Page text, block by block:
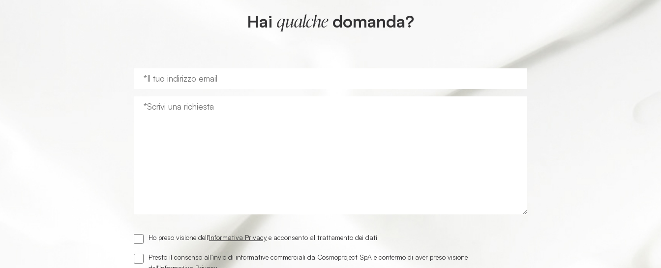
Hai qualchedomanda?
Ho preso visione dell'Informativa Privacy e acconsento al trattamento dei dati
Presto il consenso all’invio di informative commerciali da Cosmoproject SpA e confermo di aver preso visione